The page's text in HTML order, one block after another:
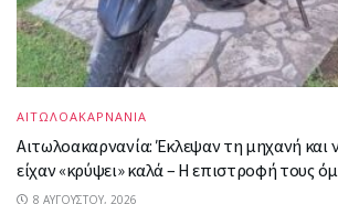
ΑΙΤΩΛΟΑΚΑΡΝΑΝΙΑ
Αιτωλοακαρνανία: Έκλεψαν τη μηχανή και
είχαν «κρύψει» καλά – Η επιστροφή τους
8 ΑΥΓΟΎΣΤΟΥ, 2026